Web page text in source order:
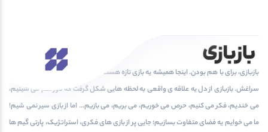
بازبازی، برای با هم بودن. اینجا همیشه یه بازی تازه هست که دلت بخواد دوباره و دوباره بری
سراغش. بازبازی از دل یه علاقه ی واقعی به لحظه هایی شکل گرفت که دور هم می شینیم،
می خندیم، فکر می کنیم، حرص می خوریم، می بریم، می بازیم... اما از بازی سیر نمی شیم!
ما می خوایم یه فضای متفاوت بسازیم؛ جایی پر از بازی های فکری، استراتژیک، پارتی گیم ها